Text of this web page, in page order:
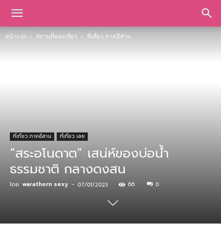
หน้าแรก สถานที่ท่องเที่ยว ที่เที่ยว ภาคอีสาน
ที่เที่ยว ภาคอีสาน ที่เที่ยว เลย
“สระอโนดาต” เสน่ห์ของบ่อน้ำ
ธรรมชาติ กลางดงสน
โดย warathorn sexy - 07/01/2023 66 0